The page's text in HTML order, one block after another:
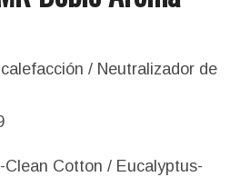
/ Neutralizador de
Cotton / Eucalyptus-